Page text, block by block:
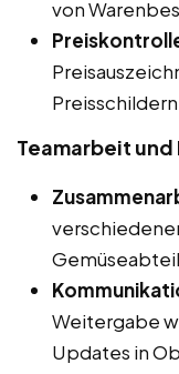
von
Teamarbeit
Weitergabe
Updates in